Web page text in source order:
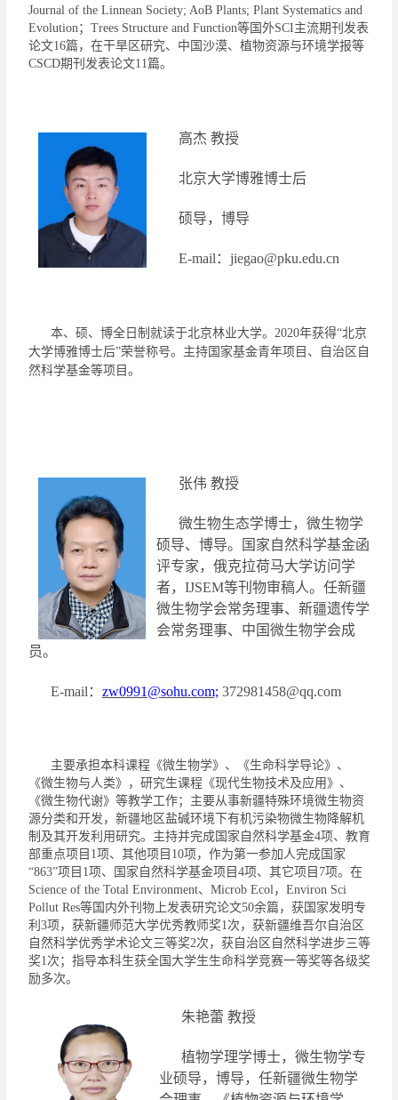
Journal of the Linnean Society; AoB Plants; Plant Systematics and
Evolution ； Trees Structure and Function等国外SCI主流期刊发表
论文16篇，在干旱区研究、中国沙漠、植物资源与环境学报等
CSCD期刊发表论文11篇。
高杰 教授
北京大学博雅博士后
硕导，博导
E-mail ： jiegao@pku.edu.cn
本、硕、博全日制就读于北京林业大学。 2020年获得“北京
大学博雅博士后”荣誉称号。 主持国家基金青年项目、自治区自
然科学基金等项目。
张伟 教授
微生物生态学博士，微生物学
硕导、博导。国家自然科学基金函
评专家，俄克拉荷马大学访问学
者， IJSEM等刊物审稿人。任新疆
微生物学会常务理事、新疆遗传学
会常务理事、中国微生物学会成
员。
E-mail ： zw0991@sohu.com; 372981458@qq.com
主要承担本科课程《微生物学》、《生命科学导论》、
《微生物与人类》，研究生课程《现代生物技术及应用》、
《微生物代谢》等教学工作；主要从事新疆特殊环境微生物资
源分类和开发 ， 新疆地区盐碱环境下有机污染物微生物降解机
制及其开发利用研究。主持并完成国家自然科学基金4项、教育
部重点项目 1项、其他项目 10项，作为第一参加人完成国家
“863”项目 1项、国家自然科学基金项目 4项、其它项目 7项。在
Science of the Total Environment、 Microb Ecol ， Environ Sci
Pollut Res等国内外刊物上发表研究论文50余篇 ， 获国家发明专
利 3项，获新疆师范大学优秀教师奖1 次，获新疆维吾尔自治区
自然科学优秀学术论文三等奖2次，获自治区自然科学进步三等
奖1 次；指导本科生获全国大学生生命科学竞赛一等奖等各级奖
励多次。
朱艳蕾 教授
植物学理学博士，微生物学专
业硕导， 博导，任新疆微生物学